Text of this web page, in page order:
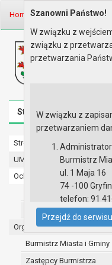
Home Prawo lokalne
Urząd
Strona główna
Strona główna
UMiG - telefony wewnętrzne
Ochrona danych osobowych
Urząd Miasta i Gminy w
Straż Miejska
Organy
Burmistrz Miasta i Gminy
Zastępcy Burmistrza
Szanowni Państwo!
W związku z
związku z
przetwarzania
W związku z
przetwarzaniem
Burmistrz
ul. 1 Maja 16
74 -100
telefon: 91
e-mail:
Dane
e-mail:
Przejdź do serwisu